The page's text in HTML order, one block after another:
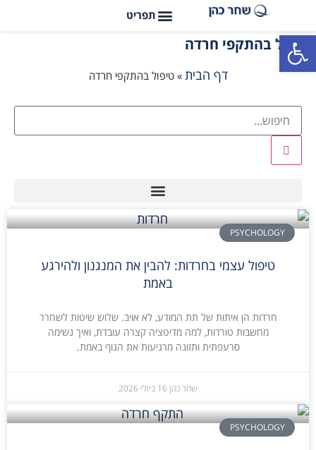
פתח סרגל נגישות
טיפול בהתקפי חרדה
דף הבית »טיפול בהתקפי חרדה
PSYCHOLOGY
טיפול עצמי בחרדות: להבין את המנגנון ולהירגע
באמת
חרדות הן איתות של תת המודע, לא אויב. שלוש שיטות לשחרר
מחשבות טורדות, למה מדיטציה קצרה עובדת, ואיך נשימה
סרעפתית ותזונה מרגיעות את הגוף באמת.
שחר כהן 16 ביולי 2026
PSYCHOLOGY